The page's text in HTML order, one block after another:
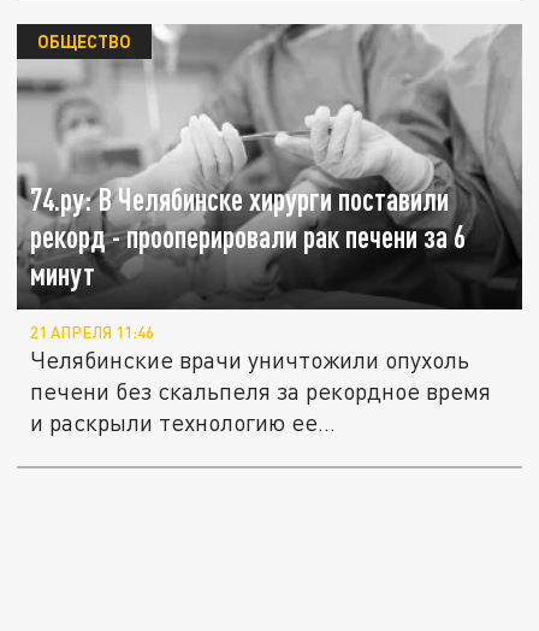
74.ру: В Челябинске хирурги поставили
рекорд - прооперировали рак печени за 6
минут
ОБЩЕСТВО
21 АПРЕЛЯ 11:46
Челябинские врачи уничтожили опухоль
печени без скальпеля за рекордное время
и раскрыли технологию ее...